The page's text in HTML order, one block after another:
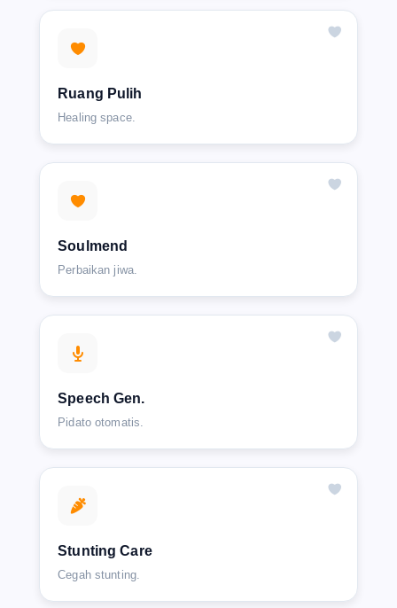
Ruang Pulih
Healing space.
Soulmend
Perbaikan jiwa.
Speech Gen.
Pidato otomatis.
Stunting Care
Cegah stunting.